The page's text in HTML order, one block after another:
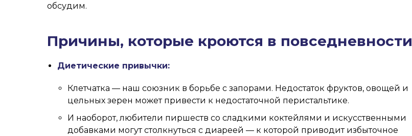
обсудим.
Причины, которые кроются в повседневности
Диетические привычки:
Клетчатка — наш союзник в борьбе с запорами. Недостаток фруктов, овощей и
цельных зерен может привести к недостаточной перистальтике.
И наоборот, любители пиршеств со сладкими коктейлями и искусственными
добавками могут столкнуться с диареей — к которой приводит избыточное